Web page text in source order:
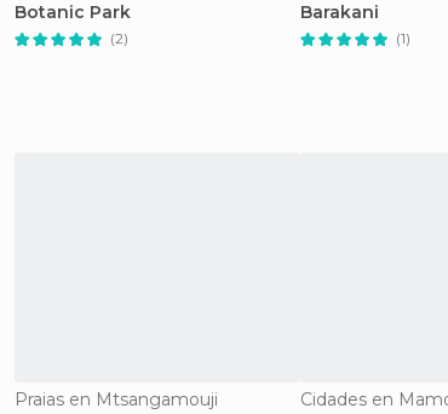
Botanic Park
(2)
Barakani
(1)
Praias en Mtsangamouji
Cidades en